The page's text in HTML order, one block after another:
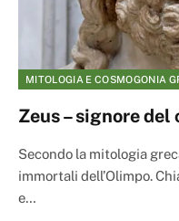
MITOLOGIA E COSMOGONIA
Zeus – signore
Secondo la mitologia
immortali dell’Olimpo.
e…